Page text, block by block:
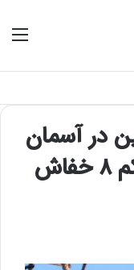
در آسمان
یونان؛ ثبت شکار دست‌کم ۸ خفاش